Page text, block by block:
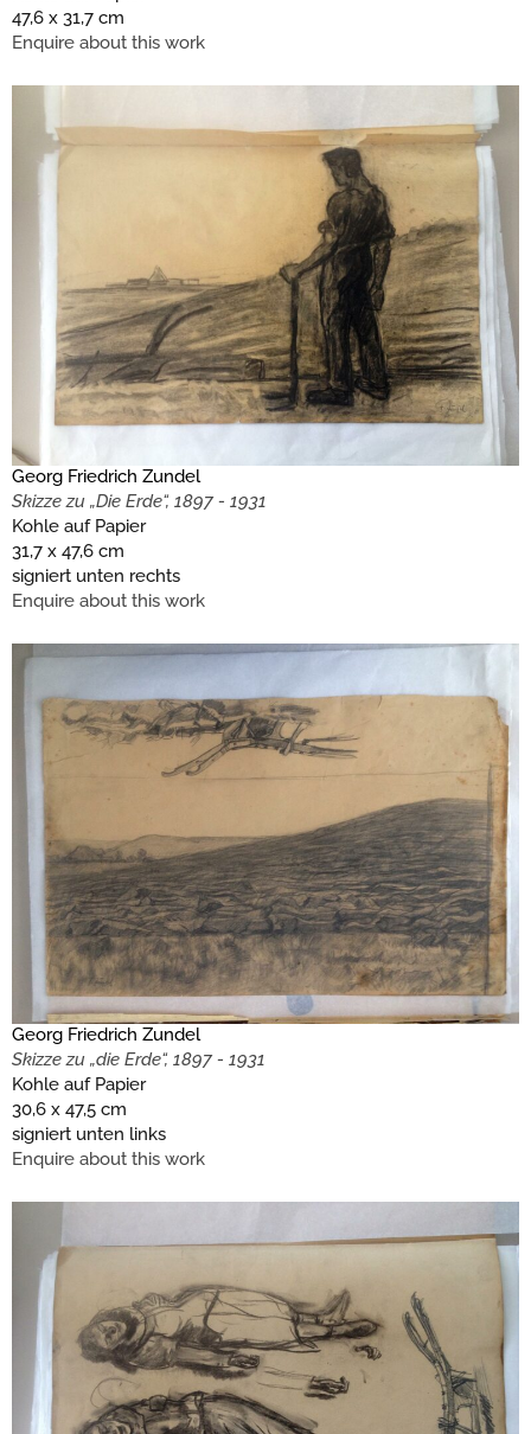
47,6 x 31,7 cm
Enquire about this work
Georg Friedrich Zundel
Skizze zu „Die Erde“, 1897 - 1931
Kohle auf Papier
31,7 x 47,6 cm
signiert unten rechts
Enquire about this work
Georg Friedrich Zundel
Skizze zu „die Erde“, 1897 - 1931
Kohle auf Papier
30,6 x 47,5 cm
signiert unten links
Enquire about this work